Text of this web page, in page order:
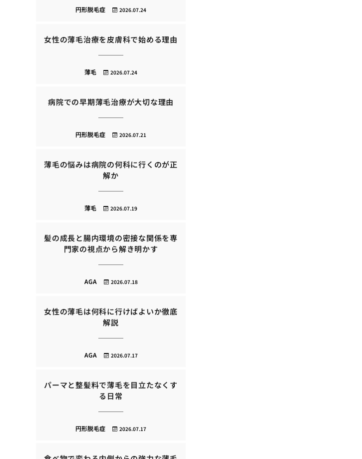
2026.07.24
円形脱毛症
女性の薄毛治療を皮膚科で始める理由
2026.07.24
薄毛
病院での早期薄毛治療が大切な理由
2026.07.21
円形脱毛症
薄毛の悩みは病院の何科に行くのが正
解か
2026.07.19
薄毛
髪の成長と腸内環境の密接な関係を専
門家の視点から解き明かす
2026.07.18
AGA
女性の薄毛は何科に行けばよいか徹底
解説
2026.07.17
AGA
パーマと整髪料で薄毛を目立たなくす
る日常
2026.07.17
円形脱毛症